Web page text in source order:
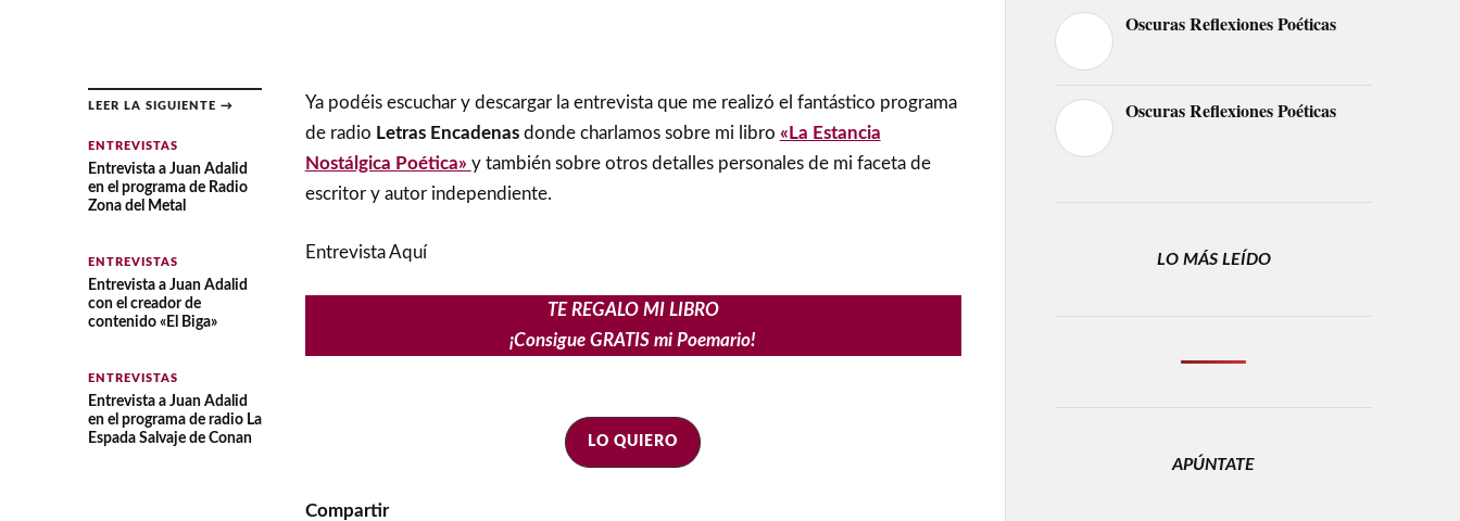
LEER LA SIGUIENTE →
ENTREVISTAS
Entrevista a Juan Adalid
en el programa de Radio
Zona del Metal
ENTREVISTAS
Entrevista a Juan Adalid
con el creador de
contenido «El Biga»
ENTREVISTAS
Entrevista a Juan Adalid
en el programa de radio La
Espada Salvaje de Conan
Ya podéis escuchar y descargar la entrevista que me realizó el fantástico programa
de radio Letras Encadenas donde charlamos sobre mi libro «La Estancia
Nostálgica Poética» y también sobre otros detalles personales de mi faceta de
escritor y autor independiente.
Entrevista Aquí
TE REGALO MI LIBRO
¡Consigue GRATIS mi Poemario!
LO QUIERO
Compartir
Oscuras Reflexiones Poéticas
Oscuras Reflexiones Poéticas
LO MÁS LEÍDO
APÚNTATE